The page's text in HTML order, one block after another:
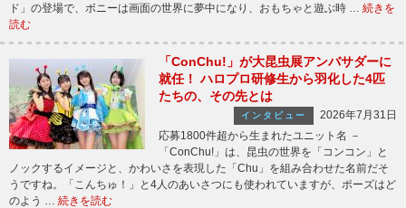
ド」の登場で、ボニーは画面の世界に夢中になり、おもちゃと遊ぶ時 … 続きを
読む
「ConChu!」が大昆虫展アンバサダーに
就任！ ハロプロ研修生から羽化した4匹
たちの、その先とは
インタビュー
2026年7月31日
応募1800件超から生まれたユニット名 －
「ConChu!」は、昆虫の世界を「コンコン」と
ノックするイメージと、かわいさを表現した「Chu」を組み合わせた名前だそ
うですね。「こんちゅ！」と4人のあいさつにも使われていますが、ポーズはど
のよう … 続きを読む